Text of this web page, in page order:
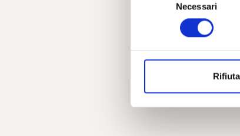
z
e
Necessari
Rifiuta